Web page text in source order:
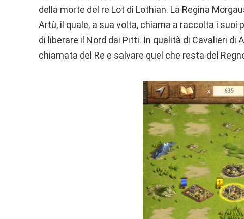
della morte del re Lot di Lothian. La Regina
Artù, il quale, a sua volta, chiama a raccolta i suoi
di liberare il Nord dai Pitti. In qualità di Cavalieri di
chiamata del Re e salvare quel che resta del